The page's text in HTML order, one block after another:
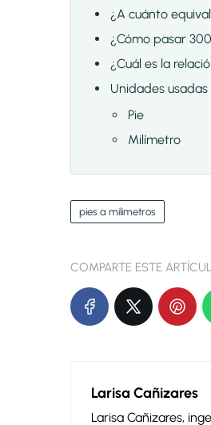
¿A cuánto
¿Cómo pasar
¿Cuál es la
Unidades
Pie
Milímetro
pies a milimetros
COMPARTE ESTE
Larisa Cañizares
Larisa Cañizares,